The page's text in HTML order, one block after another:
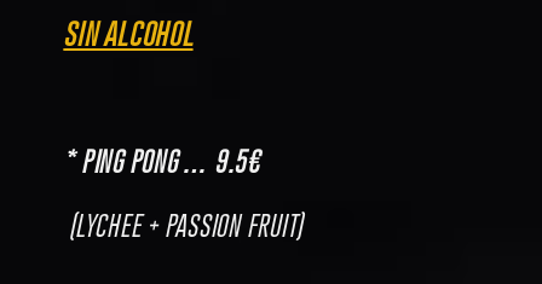
SIN ALCOHOL
* PING PONG … 9.5€
(LYCHEE + PASSION FRUIT)